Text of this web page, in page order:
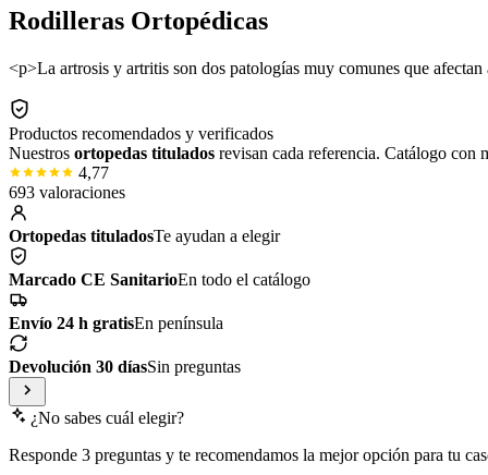
Rodilleras Ortopédicas
<p>La artrosis y artritis son dos patologías muy comunes que
Productos recomendados y verificados
Nuestros ortopedas titulados revisan cada referencia. Catálogo con
4,77
693 valoraciones
Ortopedas tituladosTe ayudan a elegir
Marcado CE SanitarioEn todo el catálogo
Envío 24 h gratisEn península
Devolución 30 díasSin preguntas
¿No sabes cuál elegir?
Responde 3 preguntas y te recomendamos la mejor opción para tu